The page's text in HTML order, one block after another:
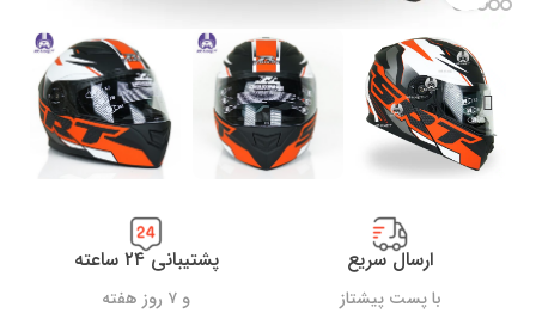
ارسال سریع
با پست پیشتاز
پشتیبانی ۲۴ ساعته
و ۷ روز هفته